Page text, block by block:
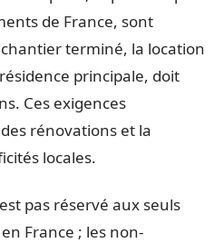
de France, sont
terminé, la location
principale, doit
Ces exigences
rénovations et la
locales.
pas réservé aux seuls
France ; les non-